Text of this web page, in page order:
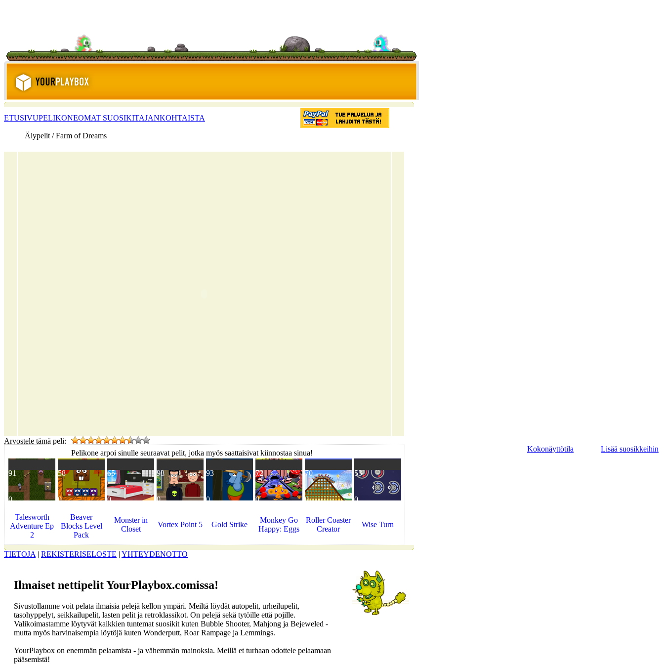
ETUSIVUPELIKONEOMAT SUOSIKITAJANKOHTAISTA
Älypelit / Farm of Dreams
Arvostele tämä peli:
Kokonäyttötila
Lisää suosikkeihin
Pelikone arpoi sinulle seuraavat pelit, jotka myös saattaisivat kiinnostaa sinua!
91
0
Talesworth
Adventure Ep
2
58
0
Beaver
Blocks Level
Pack
65
0
Monster in
Closet
98
0
Vortex Point 5
93
0
Gold Strike
72
0
Monkey Go
Happy: Eggs
70
0
Roller Coaster
Creator
53
0
Wise Turn
TIETOJA | REKISTERISELOSTE | YHTEYDENOTTO
Ilmaiset nettipelit YourPlaybox.comissa!
Sivustollamme voit pelata ilmaisia pelejä kellon ympäri. Meiltä löydät autopelit, urheilupelit,
tasohyppelyt, seikkailupelit, lasten pelit ja retroklassikot. On pelejä sekä tytöille että pojille.
Valikoimastamme löytyvät kaikkien tuntemat suosikit kuten Bubble Shooter, Mahjong ja Bejeweled -
mutta myös harvinaisempia löytöjä kuten Wonderputt, Roar Rampage ja Lemmings.
YourPlaybox on enemmän pelaamista - ja vähemmän mainoksia. Meillä et turhaan odottele pelaamaan
pääsemistä!